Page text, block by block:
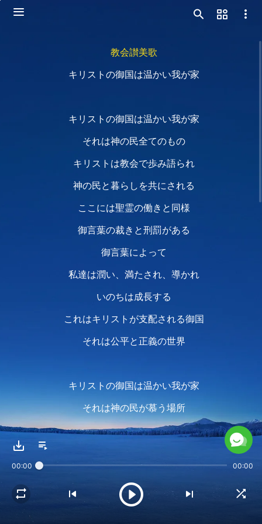
教会讃美歌
キリストの御国は温かい我が家
キリストの御国は温かい我が家
それは神の民全てのもの
キリストは教会で歩み語られ
神の民と暮らしを共にされる
ここには聖霊の働きと同様
御言葉の裁きと刑罰がある
御言葉によって
私達は潤い、満たされ、導かれ
いのちは成長する
これはキリストが支配される御国
それは公平と正義の世界
キリストの御国は温かい我が家
それは神の民が慕う場所
御言葉は教会を治めてくれる
もう内輪の争いや企みは無く
00:00 00:00